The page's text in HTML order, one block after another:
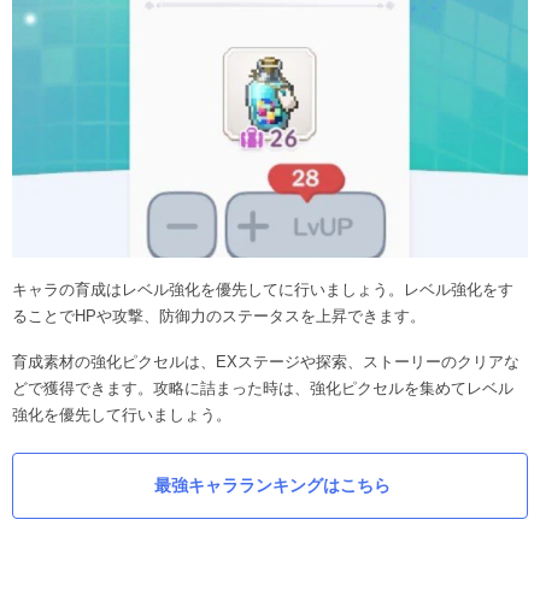
キャラの育成はレベル強化を優先してに行いましょう。レベル強化をす
ることでHPや攻撃、防御力のステータスを上昇できます。
育成素材の強化ピクセルは、EXステージや探索、ストーリーのクリアな
どで獲得できます。攻略に詰まった時は、強化ピクセルを集めてレベル
強化を優先して行いましょう。
最強キャラランキングはこちら